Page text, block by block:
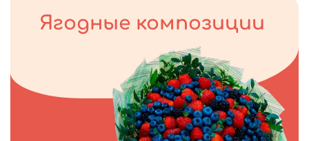
Ягодные композиции